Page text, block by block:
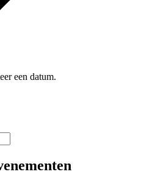
een datum.